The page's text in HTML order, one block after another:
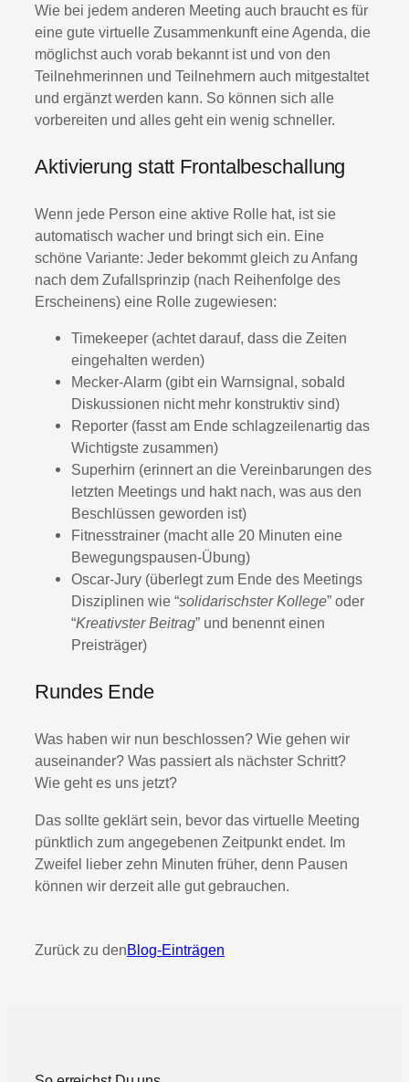
Wie bei jedem anderen Meeting auch braucht es für
eine gute virtuelle Zusammenkunft eine Agenda, die
möglichst auch vorab bekannt ist und von den
Teilnehmerinnen und Teilnehmern auch mitgestaltet
und ergänzt werden kann. So können sich alle
vorbereiten und alles geht ein wenig schneller.
Aktivierung statt Frontalbeschallung
Wenn jede Person eine aktive Rolle hat, ist sie
automatisch wacher und bringt sich ein. Eine
schöne Variante: Jeder bekommt gleich zu Anfang
nach dem Zufallsprinzip (nach Reihenfolge des
Erscheinens) eine Rolle zugewiesen:
Timekeeper (achtet darauf, dass die Zeiten
eingehalten werden)
Mecker-Alarm (gibt ein Warnsignal, sobald
Diskussionen nicht mehr konstruktiv sind)
Reporter (fasst am Ende schlagzeilenartig das
Wichtigste zusammen)
Superhirn (erinnert an die Vereinbarungen des
letzten Meetings und hakt nach, was aus den
Beschlüssen geworden ist)
Fitnesstrainer (macht alle 20 Minuten eine
Bewegungspausen-Übung)
Oscar-Jury (überlegt zum Ende des Meetings
Disziplinen wie “solidarischster Kollege” oder
“Kreativster Beitrag” und benennt einen
Preisträger)
Rundes Ende
Was haben wir nun beschlossen? Wie gehen wir
auseinander? Was passiert als nächster Schritt?
Wie geht es uns jetzt?
Das sollte geklärt sein, bevor das virtuelle Meeting
pünktlich zum angegebenen Zeitpunkt endet. Im
Zweifel lieber zehn Minuten früher, denn Pausen
können wir derzeit alle gut gebrauchen.
Zurück zu denBlog-Einträgen